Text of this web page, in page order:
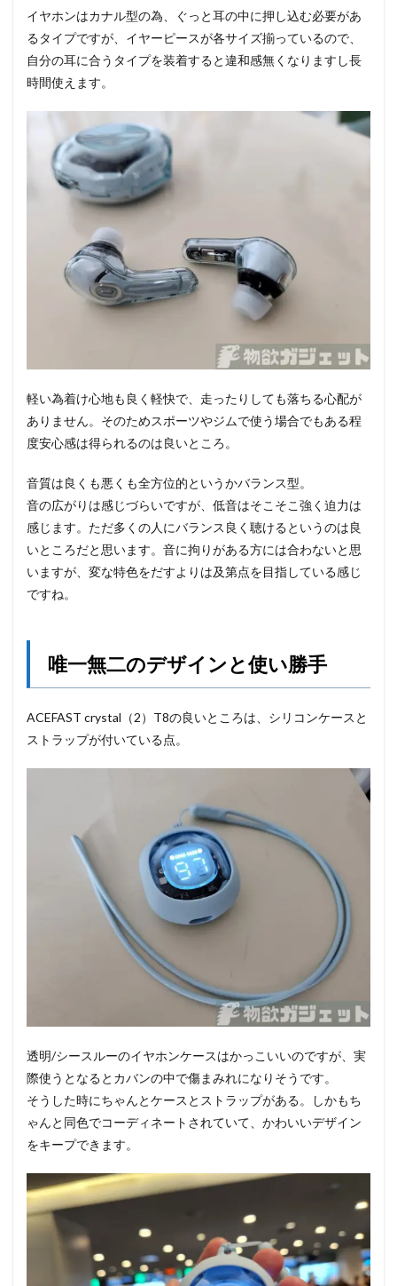
イヤホンはカナル型の為、ぐっと耳の中に押し込む必要があ
るタイプですが、イヤーピースが各サイズ揃っているので、
自分の耳に合うタイプを装着すると違和感無くなりますし長
時間使えます。
軽い為着け心地も良く軽快で、走ったりしても落ちる心配が
ありません。そのためスポーツやジムで使う場合でもある程
度安心感は得られるのは良いところ。
音質は良くも悪くも全方位的というかバランス型。
音の広がりは感じづらいですが、低音はそこそこ強く迫力は
感じます。ただ多くの人にバランス良く聴けるというのは良
いところだと思います。音に拘りがある方には合わないと思
いますが、変な特色をだすよりは及第点を目指している感じ
ですね。
唯一無二のデザインと使い勝手
ACEFAST crystal（2）T8の良いところは、シリコンケースと
ストラップが付いている点。
透明/シースルーのイヤホンケースはかっこいいのですが、実
際使うとなるとカバンの中で傷まみれになりそうです。
そうした時にちゃんとケースとストラップがある。しかもち
ゃんと同色でコーディネートされていて、かわいいデザイン
をキープできます。